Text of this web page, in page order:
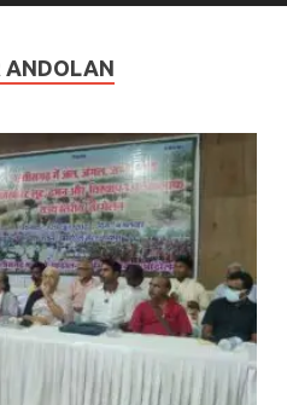
ANDOLAN